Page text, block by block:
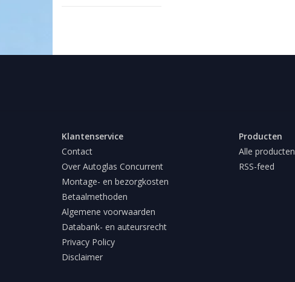
Klantenservice
Contact
Over Autoglas Concurrent
Montage- en bezorgkosten
Betaalmethoden
Algemene voorwaarden
Databank- en auteursrecht
Privacy Policy
Disclaimer
Producten
Alle producten
RSS-feed